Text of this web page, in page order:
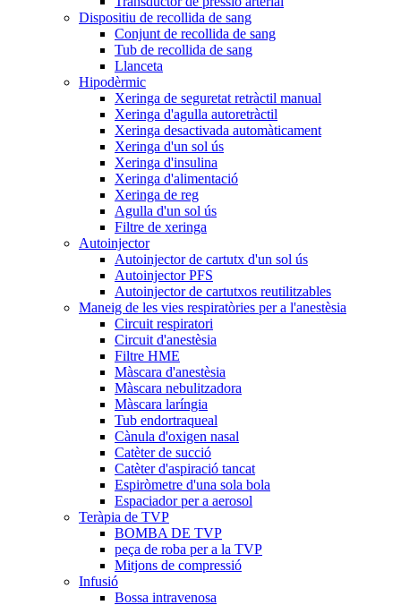
Dispositiu de recollida de sang
Conjunt de recollida de sang
Tub de recollida de sang
Llanceta
Hipodèrmic
Xeringa de seguretat retràctil manual
Xeringa d'agulla autoretràctil
Xeringa desactivada automàticament
Xeringa d'un sol ús
Xeringa d'insulina
Xeringa d'alimentació
Xeringa de reg
Agulla d'un sol ús
Filtre de xeringa
Autoinjector
Autoinjector de cartutx d'un sol ús
Autoinjector PFS
Autoinjector de cartutxos reutilitzables
Maneig de les vies respiratòries per a l'anestèsia
Circuit respiratori
Circuit d'anestèsia
Filtre HME
Màscara d'anestèsia
Màscara nebulitzadora
Màscara laríngia
Tub endortraqueal
Cànula d'oxigen nasal
Catèter de succió
Catèter d'aspiració tancat
Espiròmetre d'una sola bola
Espaciador per a aerosol
Teràpia de TVP
BOMBA DE TVP
peça de roba per a la TVP
Mitjons de compressió
Infusió
Bossa intravenosa